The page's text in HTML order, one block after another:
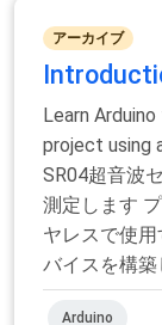
アーカイブ
Learn
project using
SR04超音波
測定します
ヤレスで使
バイスを構築
Arduino